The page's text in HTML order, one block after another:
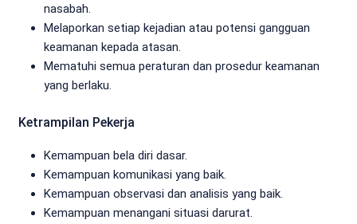
nasabah.
Melaporkan setiap kejadian atau potensi gangguan
keamanan kepada atasan.
Mematuhi semua peraturan dan prosedur keamanan
yang berlaku.
Ketrampilan Pekerja
Kemampuan bela diri dasar.
Kemampuan komunikasi yang baik.
Kemampuan observasi dan analisis yang baik.
Kemampuan menangani situasi darurat.